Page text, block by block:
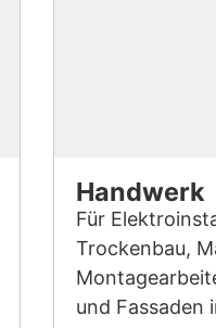
Handwerk
Für
Trockenbau,
und Fassaden